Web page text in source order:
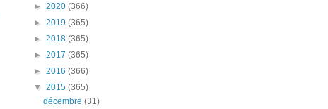
► 2020 (366)
► 2019 (365)
► 2018 (365)
► 2017 (365)
► 2016 (366)
▼ 2015 (365)
décembre(31)